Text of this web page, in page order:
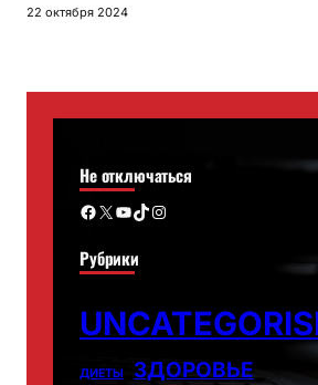
22 октября 2024
Не отключаться
Facebook X YouTube TikTok Instagram
Рубрики
ДИЕТЫ ЗДОРОВЬЕ